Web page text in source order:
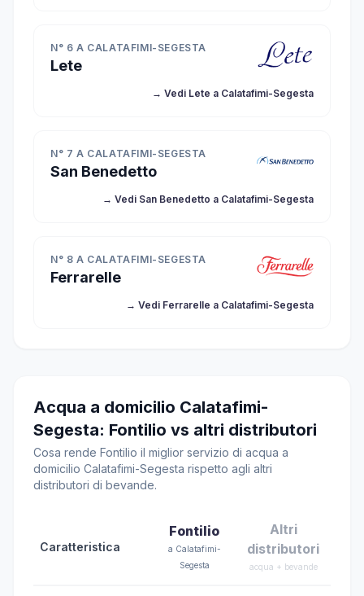
N° 6 A CALATAFIMI-SEGESTA
Lete
→ Vedi Lete a Calatafimi-Segesta
N° 7 A CALATAFIMI-SEGESTA
San Benedetto
→ Vedi San Benedetto a Calatafimi-Segesta
N° 8 A CALATAFIMI-SEGESTA
Ferrarelle
→ Vedi Ferrarelle a Calatafimi-Segesta
Acqua a domicilio Calatafimi-
Segesta: Fontilio vs altri distributori
Cosa rende Fontilio il miglior servizio di acqua a
domicilio Calatafimi-Segesta rispetto agli altri
distributori di bevande.
Caratteristica
Fontilio
a Calatafimi-
Segesta
Altri
distributori
acqua + bevande